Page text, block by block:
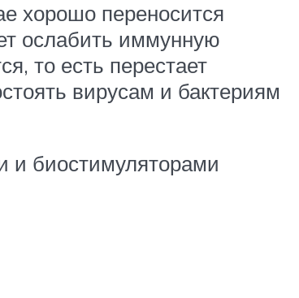
хорошо переносится
ослабить иммунную
то есть перестает
вирусам и бактериям
и биостимуляторами